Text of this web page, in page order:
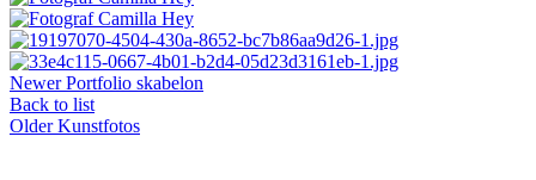
Newer Portfolio skabelon
Back to list
Older Kunstfotos